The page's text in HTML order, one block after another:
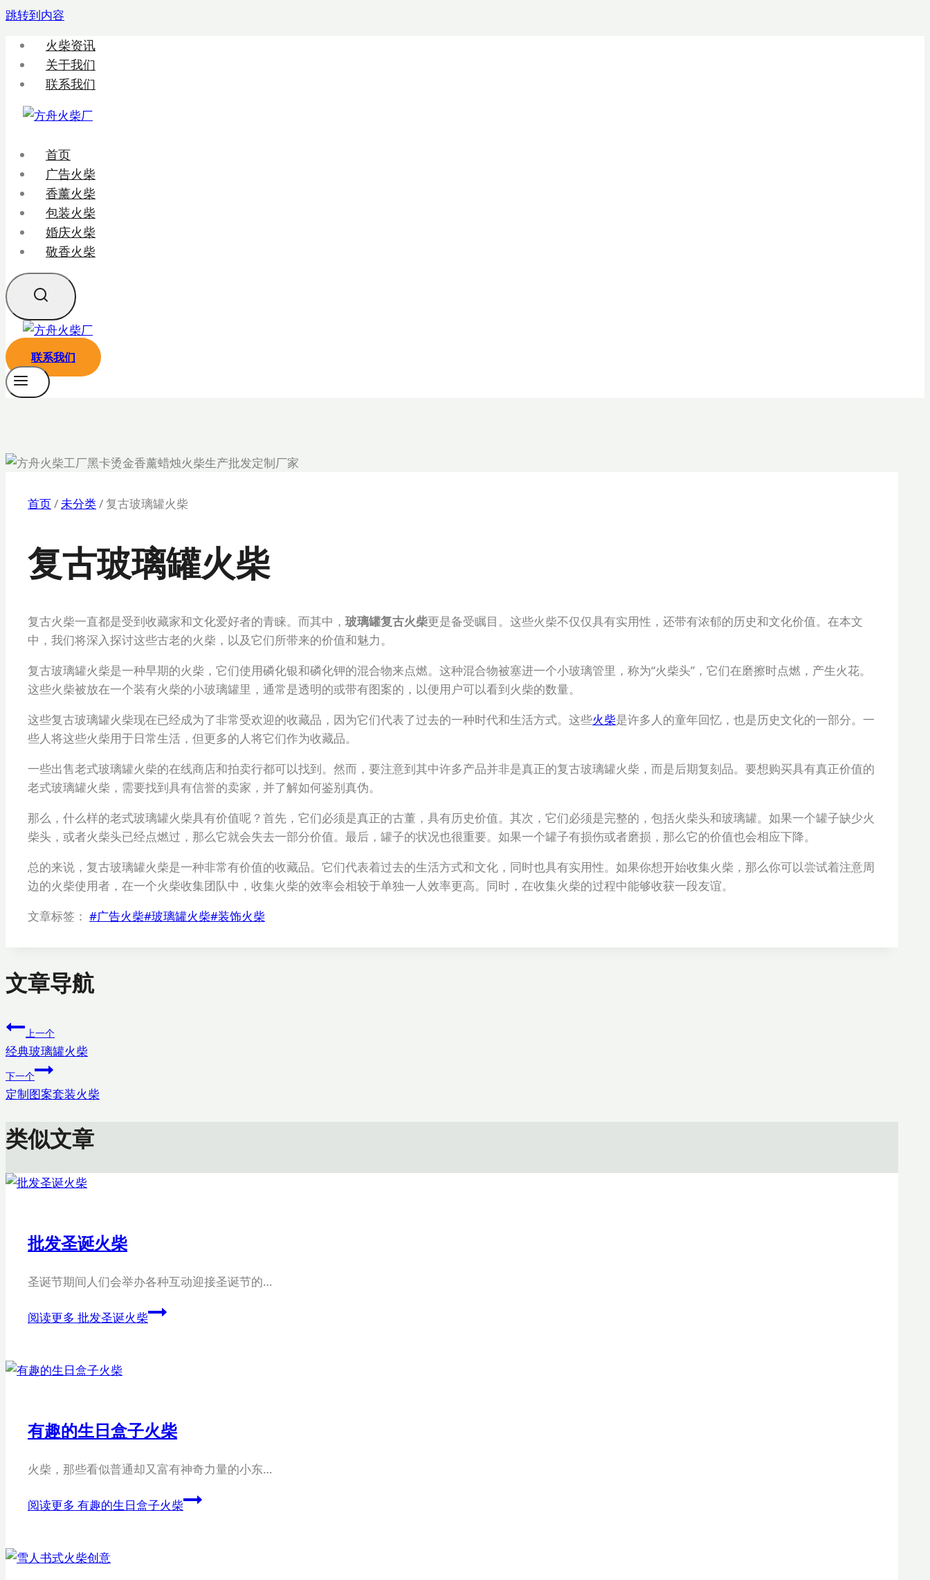
跳转到内容
火柴资讯
关于我们
联系我们
首页
广告火柴
香薰火柴
包装火柴
婚庆火柴
敬香火柴
联系我们
首页/未分类/复古玻璃罐火柴
复古玻璃罐火柴
复古火柴一直都是受到收藏家和文化爱好者的青睐。而其中， 玻璃罐复古火柴更是备受瞩目。这些火柴不仅仅具有实用性，还带有浓郁的历史和文化价值。在本文
中，我们将深入探讨这些古老的火柴，以及它们所带来的价值和魅力。
复古玻璃罐火柴是一种早期的火柴，它们使用磷化银和磷化钾的混合物来点燃。这种混合物被塞进一个小玻璃管里，称为“火柴头”，它们在磨擦时点燃，产生火花。
这些火柴被放在一个装有火柴的小玻璃罐里，通常是透明的或带有图案的，以便用户可以看到火柴的数量。
这些复古玻璃罐火柴现在已经成为了非常受欢迎的收藏品，因为它们代表了过去的一种时代和生活方式。这些火柴是许多人的童年回忆，也是历史文化的一部分。一
些人将这些火柴用于日常生活，但更多的人将它们作为收藏品。
一些出售老式玻璃罐火柴的在线商店和拍卖行都可以找到。然而，要注意到其中许多产品并非是真正的复古玻璃罐火柴，而是后期复刻品。要想购买具有真正价值的
老式玻璃罐火柴，需要找到具有信誉的卖家，并了解如何鉴别真伪。
那么，什么样的老式玻璃罐火柴具有价值呢？首先，它们必须是真正的古董，具有历史价值。其次，它们必须是完整的，包括火柴头和玻璃罐。如果一个罐子缺少火
柴头，或者火柴头已经点燃过，那么它就会失去一部分价值。最后，罐子的状况也很重要。如果一个罐子有损伤或者磨损，那么它的价值也会相应下降。
总的来说，复古玻璃罐火柴是一种非常有价值的收藏品。它们代表着过去的生活方式和文化，同时也具有实用性。如果你想开始收集火柴，那么你可以尝试着注意周
边的火柴使用者，在一个火柴收集团队中，收集火柴的效率会相较于单独一人效率更高。同时，在收集火柴的过程中能够收获一段友谊。
文章标签： #广告火柴#玻璃罐火柴#装饰火柴
文章导航
上一个
经典玻璃罐火柴
下一个
定制图案套装火柴
类似文章
批发圣诞火柴
圣诞节期间人们会举办各种互动迎接圣诞节的…
阅读更多 批发圣诞火柴
有趣的生日盒子火柴
火柴，那些看似普通却又富有神奇力量的小东…
阅读更多 有趣的生日盒子火柴